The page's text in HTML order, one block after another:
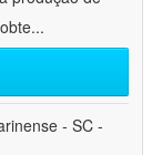
...
- SC -